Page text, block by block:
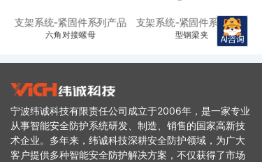
支架系统-紧固件系列产品
型钢梁夹
支架系统-紧固件系列产品
六角对接螺母
宁波纬诚科技有限责任公司成立于2006年，是一家专业
从事智能安全防护系统研发、制造、销售的国家高新技
术企业。多年来，纬诚科技深耕安全防护领域，为广大
客户提供多种智能安全防护解决方案，不仅获得了市场